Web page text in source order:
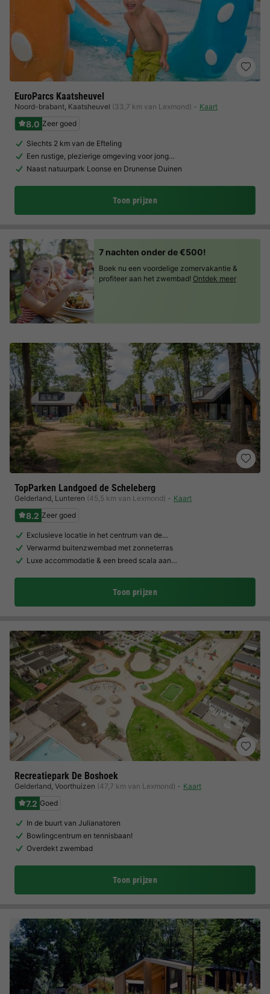
EuroParcs Kaatsheuvel
Noord-brabant, Kaatsheuvel (33,7 km van Lexmond) Kaart
8.0 Zeer goed
Slechts 2 km van de Efteling
Een rustige, plezierige omgeving voor jong…
Naast natuurpark Loonse en Drunense Duinen
Toon prijzen
TopParken Landgoed de Scheleberg
Gelderland, Lunteren (45,5 km van Lexmond) Kaart
8.2 Zeer goed
Exclusieve locatie in het centrum van de…
Verwarmd buitenzwembad met zonneterras
Luxe accommodatie & een breed scala aan…
Toon prijzen
Recreatiepark De Boshoek
Gelderland, Voorthuizen (47,7 km van Lexmond) Kaart
7.2 Goed
In de buurt van Julianatoren
Bowlingcentrum en tennisbaan!
Overdekt zwembad
Toon prijzen
7 nachten onder de €500!
Boek nu een voordelige zomervakantie &
profiteer aan het zwembad! Ontdek meer